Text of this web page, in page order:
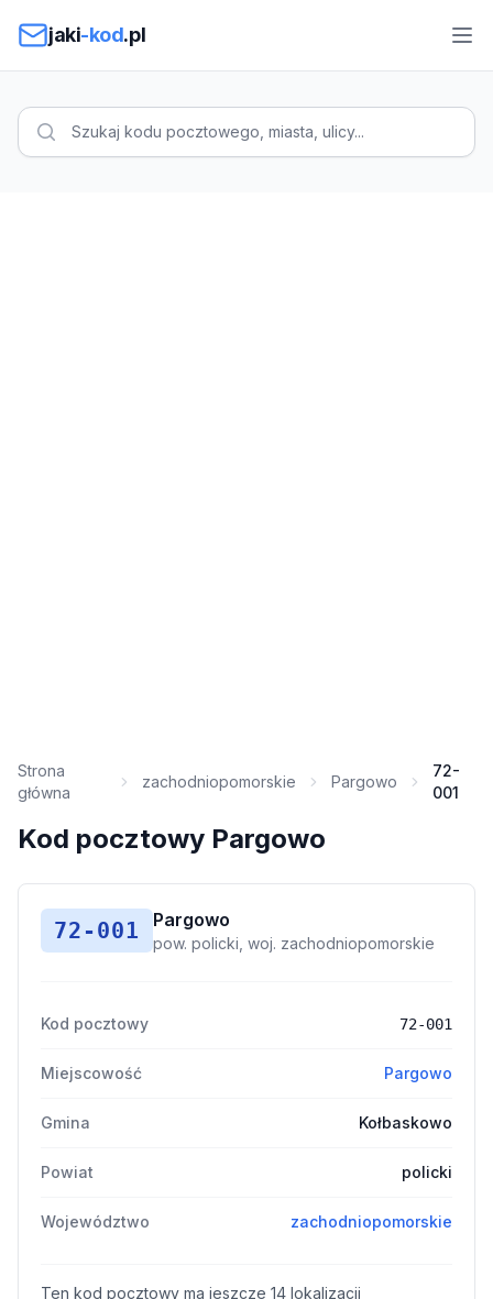
jaki-kod.pl
Strona
główna
zachodniopomorskie Pargowo
72-
001
Kod pocztowy Pargowo
72-001 Pargowo
pow. policki, woj. zachodniopomorskie
Kod pocztowy 72-001
Miejscowość Pargowo
Gmina Kołbaskowo
Powiat policki
Województwo zachodniopomorskie
Ten kod pocztowy ma jeszcze 14 lokalizacji